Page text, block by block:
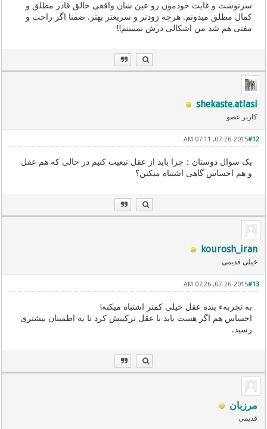
سرنوشت و غایت خودمون رو عین شان واقعی خالق قادر مطلق و
کمال مطلق میدونم. هرچه زودتر و سریعتر بهتر. ضمنا اگر راحت و
مفتی هم شد من اشکالی درش نمیبینم!!
shekaste.atlasi
کاربر عضو
#12
07-26-2015, 07:11 AM
یک سوال دوستان：چرا باید از عقل تبعیت کنیم در حالی که هم عقل
و هم احساس گاهی اشتباه میکنن؟
kourosh_iran
خیلی قدیمی
#13
07-26-2015, 07:26 AM
به تجربهء بنده عقل خیلی کمتر اشتباه میکنه!
احساس هم اگر هست باید با عقل ترکیبش کرد تا به اطمینان بیشتری
رسید.
مرزبان
قدیمی